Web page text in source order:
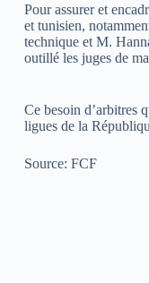
Pour assurer et
et tunisien,
technique et M.
outillé les juges de
Ce besoin d’arbitres
ligues de la
Source: FCF